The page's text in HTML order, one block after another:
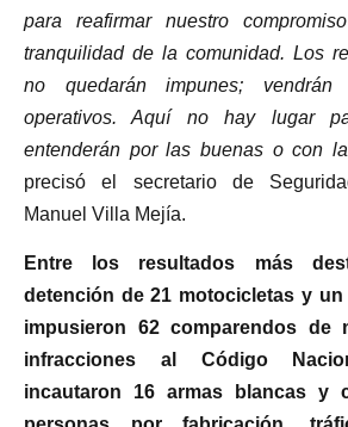
para reafirmar nuestro
tranquilidad de la comunidad. Los
no quedarán impunes;
operativos. Aquí no hay lugar
entenderán por las buenas o con
precisó el secretario de
Manuel Villa Mejía.
Entre los resultados más
detención de 21 motocicletas y
impusieron 62 comparendos de
infracciones al Código
incautaron 16 armas blancas y